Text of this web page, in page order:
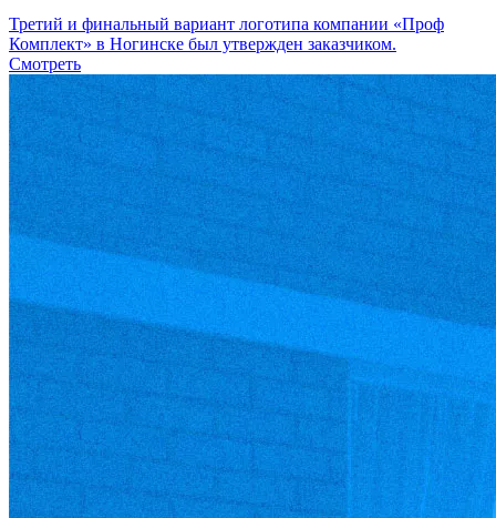
Третий и финальный вариант логотипа компании «Проф
Комплект» в Ногинске был утвержден заказчиком.
Смотреть